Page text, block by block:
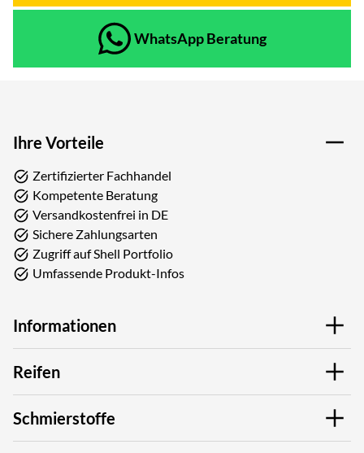
WhatsApp Beratung
Ihre Vorteile
Zertifizierter Fachhandel
Kompetente Beratung
Versandkostenfrei in DE
Sichere Zahlungsarten
Zugriff auf Shell Portfolio
Umfassende Produkt-Infos
Informationen
Reifen
Schmierstoffe